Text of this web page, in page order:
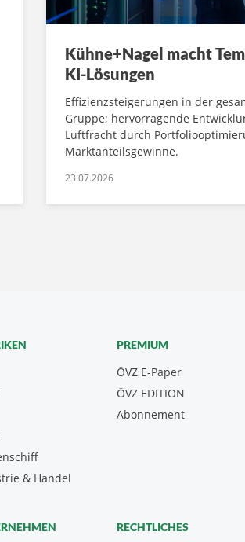
Kühne+Nagel macht
KI-Lösungen
Effizienzsteigerungen in der
Gruppe; hervorragende
Luftfracht durch
Marktanteilsgewinne.
23.07.2026
& Handel
PREMIUM
ÖVZ E-Paper
Abonnement
ÖVZ EDITION
RECHTLICHES